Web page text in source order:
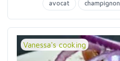
avocat champignon
Vanessa's cooking